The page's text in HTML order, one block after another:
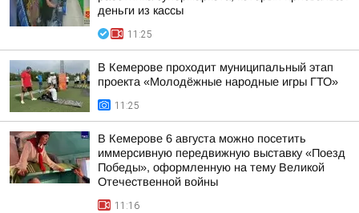
деньги из кассы
11:25
В Кемерове проходит муниципальный этап
проекта «Молодёжные народные игры ГТО»
11:25
В Кемерове 6 августа можно посетить
иммерсивную передвижную выставку «Поезд
Победы», оформленную на тему Великой
Отечественной войны
11:16